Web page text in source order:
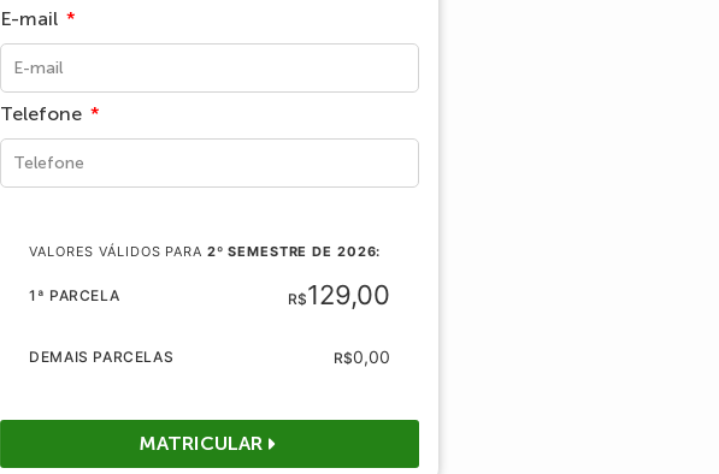
E-mail
Telefone
VALORES VÁLIDOS PARA 2º SEMESTRE DE 2026:
1ª PARCELA R$129,00
DEMAIS PARCELAS R$0,00
MATRICULAR